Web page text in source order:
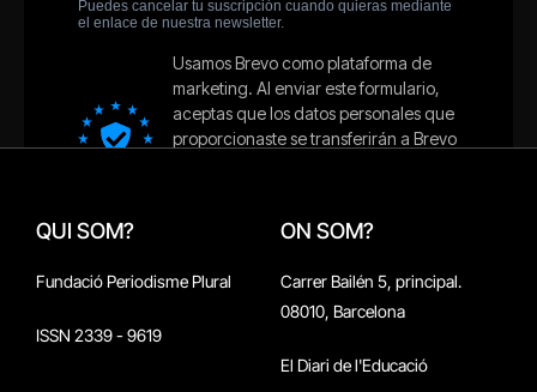
QUI SOM?
Fundació Periodisme Plural
ISSN 2339 - 9619
ON SOM?
Carrer Bailén 5, principal.
08010, Barcelona
El Diari de l'Educació